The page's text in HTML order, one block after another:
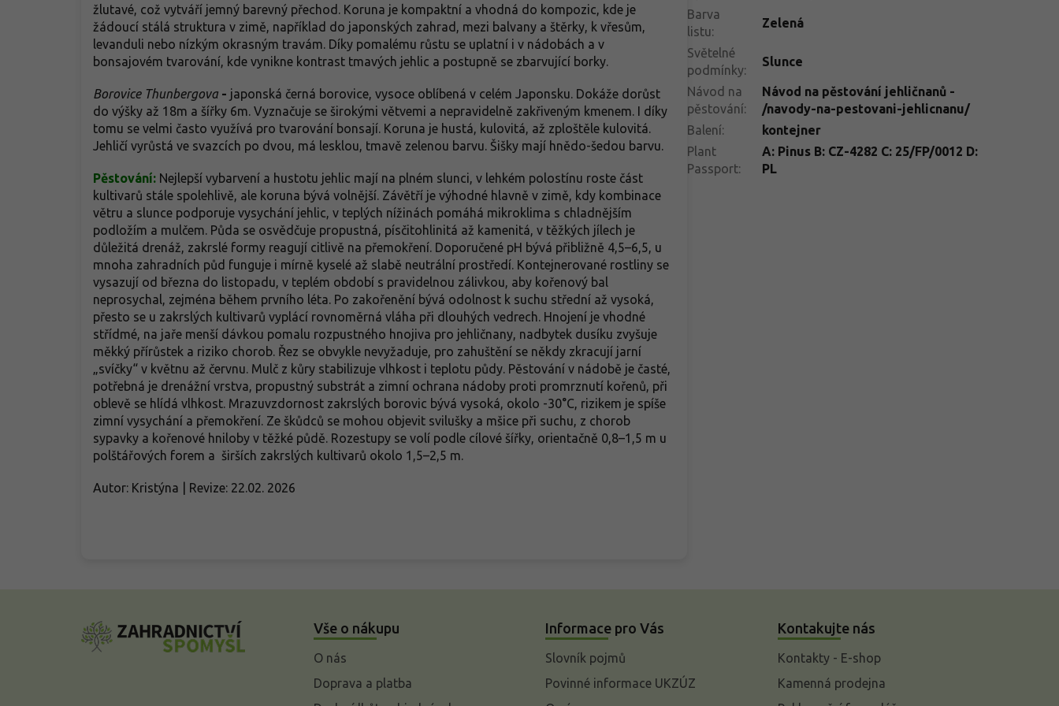
žlutavé, což vytváří jemný barevný přechod. Koruna je kompaktní a vhodná do kompozic, kde je
žádoucí stálá struktura v zimě, například do japonských zahrad, mezi balvany a štěrky, k vřesům,
levanduli nebo nízkým okrasným travám. Díky pomalému růstu se uplatní i v nádobách a v
bonsajovém tvarování, kde vynikne kontrast tmavých jehlic a postupně se zbarvující borky.
Borovice Thunbergova - japonská černá borovice, vysoce oblíbená v celém Japonsku. Dokáže dorůst
do výšky až 18m a šířky 6m. Vyznačuje se širokými větvemi a nepravidelně zakřiveným kmenem. I díky
tomu se velmi často využívá pro tvarování bonsají. Koruna je hustá, kulovitá, až zploštěle kulovitá.
Jehličí vyrůstá ve svazcích po dvou, má lesklou, tmavě zelenou barvu. Šišky mají hnědo-šedou barvu.
Pěstování: Nejlepší vybarvení a hustotu jehlic mají na plném slunci, v lehkém polostínu roste část
kultivarů stále spolehlivě, ale koruna bývá volnější. Závětří je výhodné hlavně v zimě, kdy kombinace
větru a slunce podporuje vysychání jehlic, v teplých nížinách pomáhá mikroklima s chladnějším
podložím a mulčem. Půda se osvědčuje propustná, písčitohlinitá až kamenitá, v těžkých jílech je
důležitá drenáž, zakrslé formy reagují citlivě na přemokření. Doporučené pH bývá přibližně 4,5–6,5, u
mnoha zahradních půd funguje i mírně kyselé až slabě neutrální prostředí. Kontejnerované rostliny se
vysazují od března do listopadu, v teplém období s pravidelnou zálivkou, aby kořenový bal
neprosychal, zejména během prvního léta. Po zakořenění bývá odolnost k suchu střední až vysoká,
přesto se u zakrslých kultivarů vyplácí rovnoměrná vláha při dlouhých vedrech. Hnojení je vhodné
střídmé, na jaře menší dávkou pomalu rozpustného hnojiva pro jehličnany, nadbytek dusíku zvyšuje
měkký přírůstek a riziko chorob. Řez se obvykle nevyžaduje, pro zahuštění se někdy zkracují jarní
„svíčky“ v květnu až červnu. Mulč z kůry stabilizuje vlhkost i teplotu půdy. Pěstování v nádobě je časté,
potřebná je drenážní vrstva, propustný substrát a zimní ochrana nádoby proti promrznutí kořenů, při
oblevě se hlídá vlhkost. Mrazuvzdornost zakrslých borovic bývá vysoká, okolo -30°C, rizikem je spíše
zimní vysychání a přemokření. Ze škůdců se mohou objevit svilušky a mšice při suchu, z chorob
sypavky a kořenové hniloby v těžké půdě. Rozestupy se volí podle cílové šířky, orientačně 0,8–1,5 m u
polštářových forem a širších zakrslých kultivarů okolo 1,5–2,5 m.
Autor: Kristýna | Revize: 22.02. 2026
Barva
listu:
Zelená
Světelné
podmínky:
Slunce
Návod na
pěstování:
Návod na pěstování jehličnanů -
/navody-na-pestovani-jehlicnanu/
Balení:
kontejner
Plant
Passport:
A: Pinus B: CZ-4282 C: 25/FP/0012 D:
PL
Vše o nákupu
O nás
Doprava a platba
Informace pro Vás
Slovník pojmů
Povinné informace UKZÚZ
Kontakujte nás
Kontakty - E-shop
Kamenná prodejna